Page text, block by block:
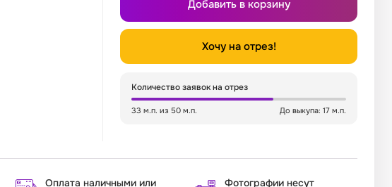
Добавить в корзину
Хочу на отрез!
Количество заявок на отрез
33 м.п. из 50 м.п. До выкупа: 17 м.п.
Оплата наличными или
Фотографии несут